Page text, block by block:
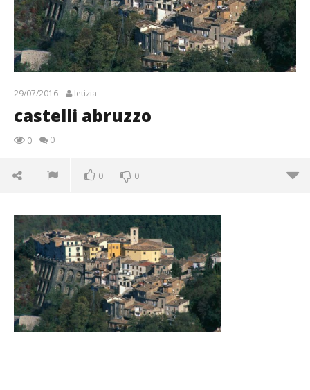
29/07/2016 letizia
castelli abruzzo
0 0
0 0
29/07/2016
letizia